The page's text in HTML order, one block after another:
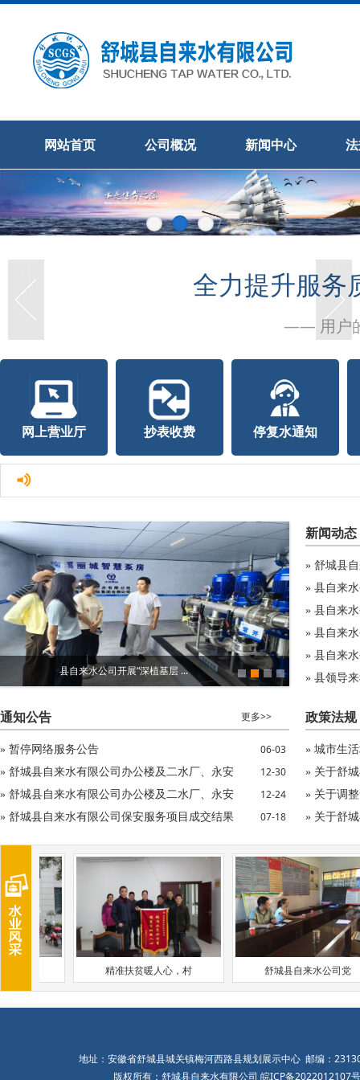
网站首页 公司概况 新闻中心
全力提升服务
—— 用户
网上营业厅 抄表收费 停复水通知
县自来水公司开展“深植基层 ...
新闻动态
» 舒城县
» 县自来
» 县自来
» 县自来
» 县自来
» 县领导
通知公告 更多>>
» 暂停网络服务公告 06-03
» 舒城县自来水有限公司办公楼及二水厂、永安 12-30
» 舒城县自来水有限公司办公楼及二水厂、永安 12-24
» 舒城县自来水有限公司保安服务项目成交结果 07-18
政策法规
» 城市生
» 关于舒
» 关于调
» 关于舒
精准扶贫暖人心，村 舒城县自来水公司党
地址：安徽省舒城县城关镇梅河西路县规划展示中心 邮编：
版权所有：舒城县自来水有限公司 皖ICP备2022012107号